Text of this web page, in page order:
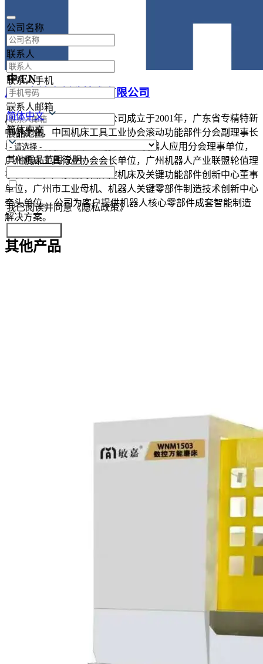
广州市敏嘉制造技术有限公司
广州市敏嘉制造技术有限公司成立于2001年，广东省专精特新
中小企业，中国机床工具工业协会滚动功能部件分会副理事长
单位, 中国机床工具工业协会工业机器人应用分会理事单位，
广州机床工具行业协会会长单位，广州机器人产业联盟轮值理
事长单位，广东省高档数控机床及关键功能部件创新中心董事
单位，广州市工业母机、机器人关键零部件制造技术创新中心
牵头单位。 公司为客户提供机器人核心零部件成套智能制造
解决方案。
其他产品
公司名称
联系人
联系人手机
联系人邮箱
展品范围
其他展品范围说明
我已阅读并同意《隐私政策》
中/EN
简体中文
简体中文